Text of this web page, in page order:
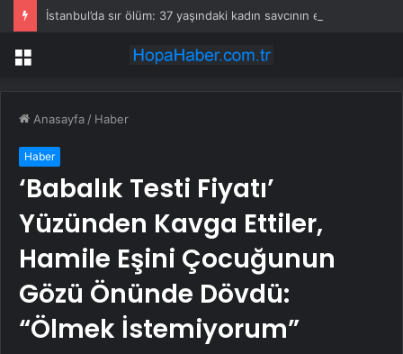
Menü
Anasayfa / Haber
Haber
‘Babalık Testi Fiyatı’
Yüzünden Kavga Ettiler,
Hamile Eşini Çocuğunun
Gözü Önünde Dövdü:
“Ölmek İstemiyorum”